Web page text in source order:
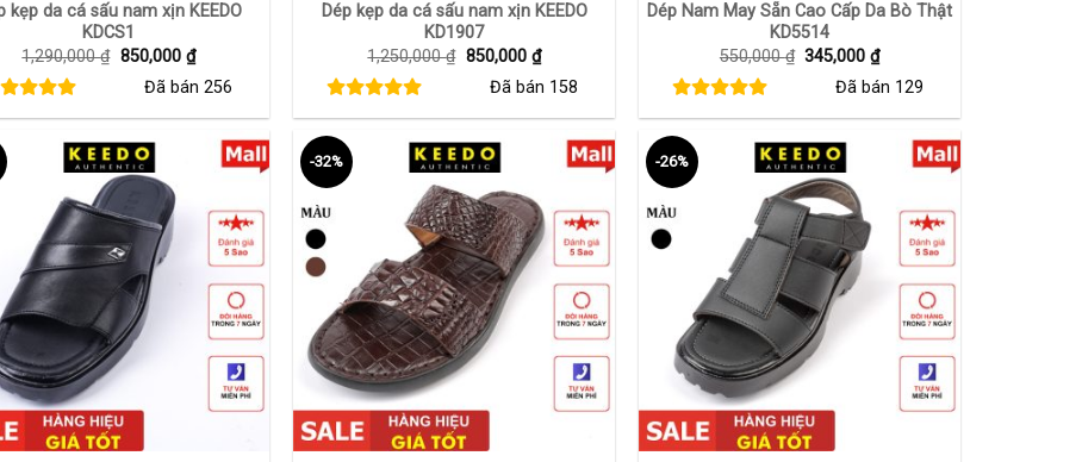
kẹp da cá sấu nam xịn KEEDO
KDCS1
1,290,000₫ Giá
850,000 ₫Giá
hiện
tại
850,000 ₫.
Đã bán 256
Dép kẹp da cá sấu nam xịn KEEDO
KD1907
1,250,000₫ Giá
850,000 ₫Giá
hiện
tại
850,000 ₫.
Đã bán 158
Dép Nam May Sẵn Cao Cấp Da Bò Thật
KD5514
550,000₫ Giá
345,000₫Giá
hiện
tại
345,000 ₫.
Đã bán 129
-32%
+
-26%
+